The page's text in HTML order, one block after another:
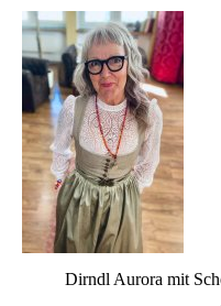
Dirndl Aurora mit